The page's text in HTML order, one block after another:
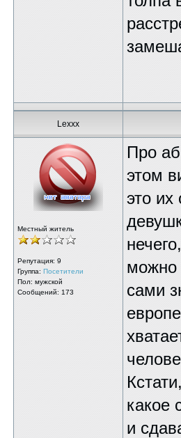
Lexxx
Местный житель
Репутация: 9
Группа: Посетители
Пол: мужской
Сообщений: 173
Про
этом
это их
можно
сами
какое
и